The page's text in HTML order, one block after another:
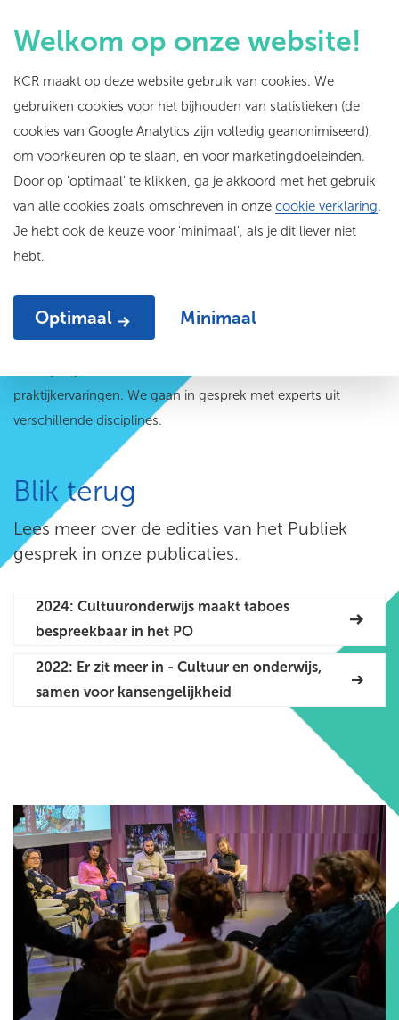
Welkom op onze website!
KCR maakt op deze website gebruik van cookies. We
gebruiken cookies voor het bijhouden van statistieken (de
cookies van Google Analytics zijn volledig geanonimiseerd),
om voorkeuren op te slaan, en voor marketingdoeleinden.
Door op 'optimaal' te klikken, ga je akkoord met het gebruik
van alle cookies zoals omschreven in onze cookie verklaring.
Je hebt ook de keuze voor 'minimaal', als je dit liever niet
hebt.
Optimaal Minimaal
Publiek gesprek
We verkennen actuele kwesties binnen het
cultuuronderwijs.
praktijkervaringen. We gaan in gesprek met experts uit
verschillende disciplines.
Blik terug
Lees meer over de edities van het Publiek
gesprek in onze publicaties.
2024: Cultuuronderwijs maakt taboes
bespreekbaar in het PO
2022: Er zit meer in - Cultuur en onderwijs,
samen voor kansengelijkheid